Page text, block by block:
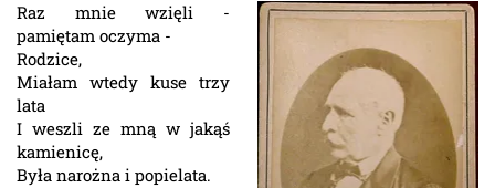
Raz mnie wzięli -
pamiętam oczyma -
Rodzice,
Miałam wtedy kuse trzy
lata
I weszli ze mną w jakąś
kamienicę,
Była narożna i popielata.